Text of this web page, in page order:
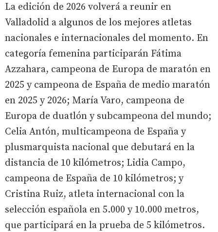
La edición de 2026 volverá a reunir en
Valladolid a algunos de los mejores atletas
nacionales e internacionales del momento. En
categoría femenina participarán Fátima
Azzahara, campeona de Europa de maratón en
2025 y campeona de España de medio maratón
en 2025 y 2026; María Varo, campeona de
Europa de duatlón y subcampeona del mundo;
Celia Antón, multicampeona de España y
plusmarquista nacional que debutará en la
distancia de 10 kilómetros; Lidia Campo,
campeona de España de 10 kilómetros; y
Cristina Ruiz, atleta internacional con la
selección española en 5.000 y 10.000 metros,
que participará en la prueba de 5 kilómetros.